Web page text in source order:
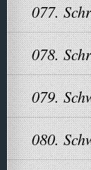
077.
078.
079.
080.